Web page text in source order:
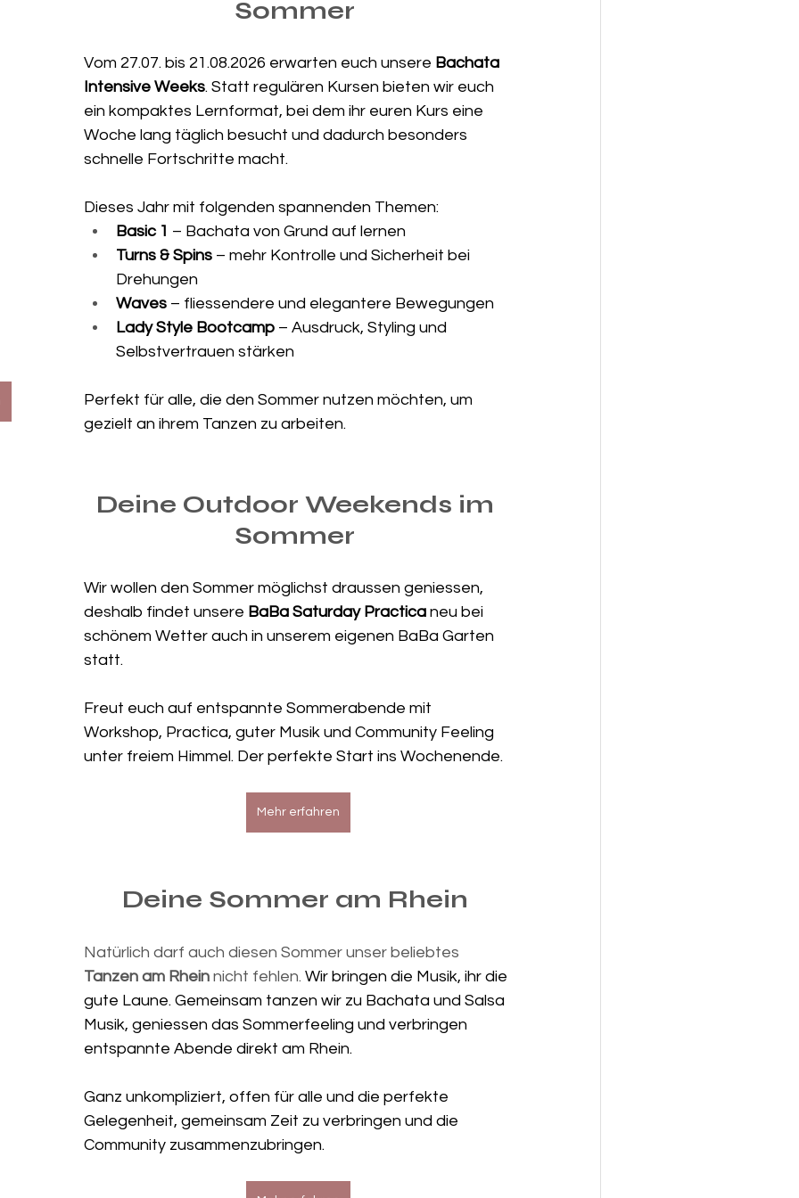
Sommer
Vom 27.07. bis 21.08.2026 erwarten euch unsere Bachata
Intensive Weeks. Statt regulären Kursen bieten wir euch
ein kompaktes Lernformat, bei dem ihr euren Kurs eine
Woche lang täglich besucht und dadurch besonders
schnelle Fortschritte macht.
Dieses Jahr mit folgenden spannenden Themen:
Basic 1 – Bachata von Grund auf lernen
Turns & Spins – mehr Kontrolle und Sicherheit bei
Drehungen
Waves – fliessendere und elegantere Bewegungen
Lady Style Bootcamp – Ausdruck, Styling und
Selbstvertrauen stärken
Perfekt für alle, die den Sommer nutzen möchten, um
gezielt an ihrem Tanzen zu arbeiten.
Deine Outdoor Weekends im
Sommer
Wir wollen den Sommer möglichst draussen geniessen,
deshalb findet unsere BaBa Saturday Practica neu bei
schönem Wetter auch in unserem eigenen BaBa Garten
statt.
Freut euch auf entspannte Sommerabende mit
Workshop, Practica, guter Musik und Community Feeling
unter freiem Himmel. Der perfekte Start ins Wochenende.
Mehr erfahren
Deine Sommer am Rhein
Natürlich darf auch diesen Sommer unser beliebtes
Tanzen am Rhein nicht fehlen. Wir bringen die Musik, ihr die
gute Laune. Gemeinsam tanzen wir zu Bachata und Salsa
Musik, geniessen das Sommerfeeling und verbringen
entspannte Abende direkt am Rhein.
Ganz unkompliziert, offen für alle und die perfekte
Gelegenheit, gemeinsam Zeit zu verbringen und die
Community zusammenzubringen.